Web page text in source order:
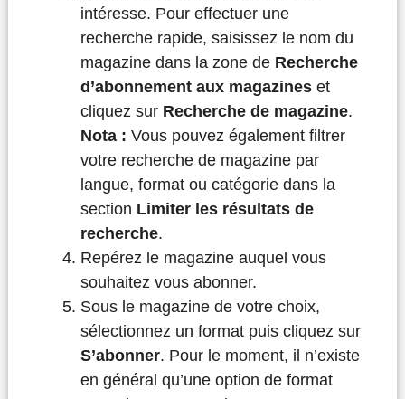
intéresse. Pour effectuer une
recherche rapide, saisissez le nom du
magazine dans la zone de Recherche
d’abonnement aux magazines et
cliquez sur Recherche de magazine.
Nota : Vous pouvez également filtrer
votre recherche de magazine par
langue, format ou catégorie dans la
section Limiter les résultats de
recherche.
Repérez le magazine auquel vous
souhaitez vous abonner.
Sous le magazine de votre choix,
sélectionnez un format puis cliquez sur
S’abonner. Pour le moment, il n’existe
en général qu’une option de format